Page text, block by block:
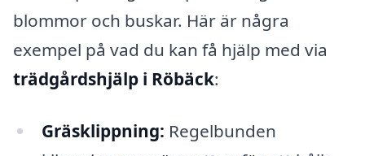
blommor och buskar. Här är några
exempel på vad du kan få hjälp med via
trädgårdshjälp i Röbäck:
Gräsklippning: Regelbunden